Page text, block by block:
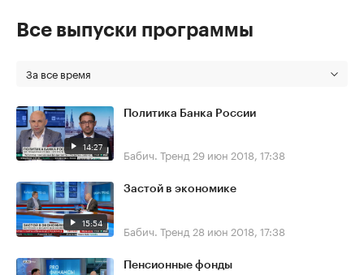
Все выпуски программы
За все время
14:27
Политика Банка России
Бабич. Тренд 29 июн 2018, 17:38
15:54
Застой в экономике
Бабич. Тренд 28 июн 2018, 17:38
Пенсионные фонды